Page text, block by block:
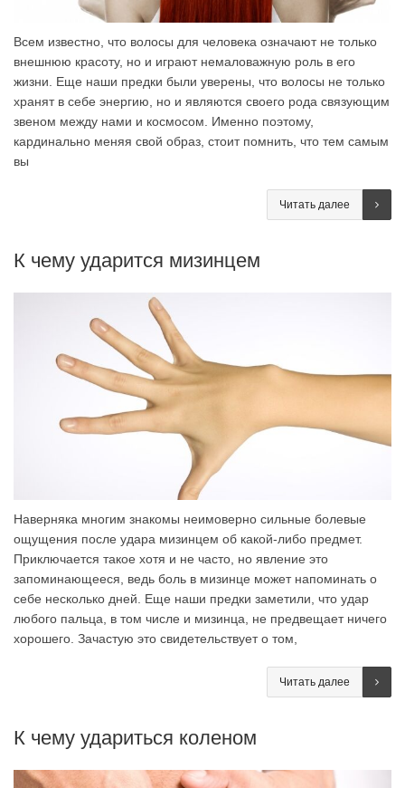
Всем известно, что волосы для человека означают не только
внешнюю красоту, но и играют немаловажную роль в его
жизни. Еще наши предки были уверены, что волосы не только
хранят в себе энергию, но и являются своего рода связующим
звеном между нами и космосом. Именно поэтому,
кардинально меняя свой образ, стоит помнить, что тем самым
вы
Читать далее
К чему ударится мизинцем
Наверняка многим знакомы неимоверно сильные болевые
ощущения после удара мизинцем об какой-либо предмет.
Приключается такое хотя и не часто, но явление это
запоминающееся, ведь боль в мизинце может напоминать о
себе несколько дней. Еще наши предки заметили, что удар
любого пальца, в том числе и мизинца, не предвещает ничего
хорошего. Зачастую это свидетельствует о том,
Читать далее
К чему удариться коленом